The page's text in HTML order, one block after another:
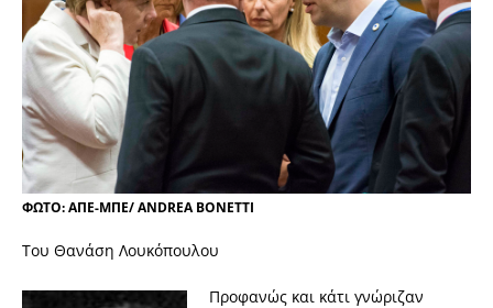
ΦΩΤΟ: ΑΠΕ-ΜΠΕ/ ANDREA BONETTI
Του Θανάση Λουκόπουλου
Προφανώς και κάτι γνώριζαν